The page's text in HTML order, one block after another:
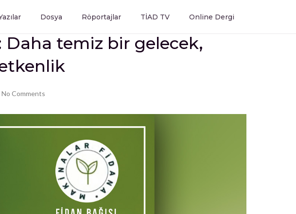
Dosya Röportajlar TİAD TV Online Dergi
temiz bir gelecek,
No Comments